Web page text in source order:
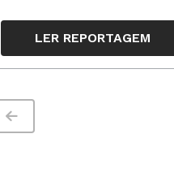
organizar ações para orientar o
trabalho pedagógico ao longo
do período
LER REPORTAGEM